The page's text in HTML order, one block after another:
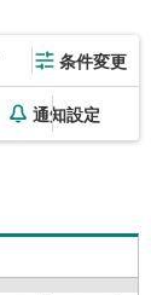
条件変更
通知設定